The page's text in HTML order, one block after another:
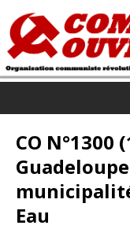
CO N°1300
Eau